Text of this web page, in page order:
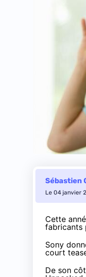
Sébastien
Le 04 janvier
Cette
fabricants
Sony
court
De son